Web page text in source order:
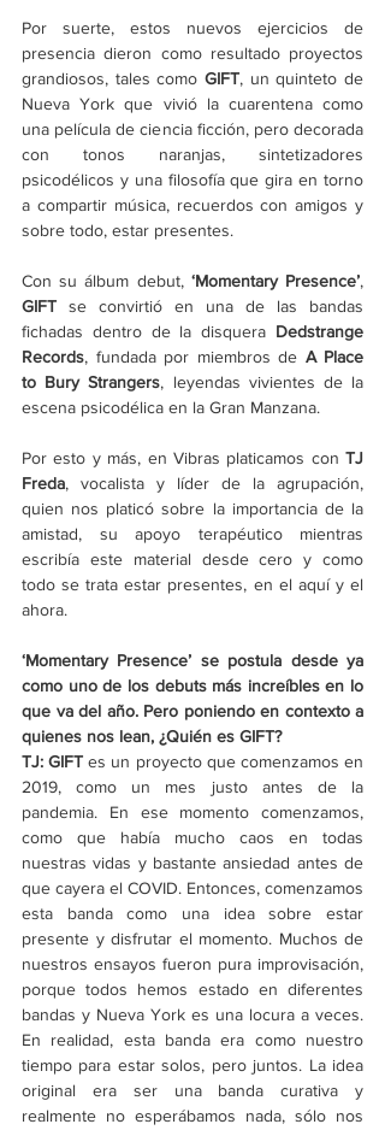
Por suerte, estos nuevos ejercicios de
presencia dieron como resultado proyectos
grandiosos, tales como GIFT, un quinteto de
Nueva York que vivió la cuarentena como
una película de ciencia ficción, pero decorada
con tonos naranjas, sintetizadores
psicodélicos y una filosofía que gira en torno
a compartir música, recuerdos con amigos y
sobre todo, estar presentes.
Con su álbum debut, ‘Momentary Presence’
GIFT se convirtió en una de las bandas
fichadas dentro de la disquera Dedstrange
Records, fundada por miembros de A Place
to Bury Strangers, leyendas vivientes de la
escena psicodélica en la Gran Manzana.
Por esto y más, en Vibras platicamos con TJ
Freda, vocalista y líder de la agrupación,
quien nos platicó sobre la importancia de la
amistad, su apoyo terapéutico mientras
escribía este material desde cero y como
todo se trata estar presentes, en el aquí y el
ahora.
‘Momentary Presence’ se postula desde ya
como uno de los debuts más increíbles en lo
que va del año. Pero poniendo en contexto a
quienes nos lean, ¿Quién es GIFT?
TJ: GIFT es un proyecto que comenzamos en
2019, como un mes justo antes de la
pandemia. En ese momento comenzamos,
como que había mucho caos en todas
nuestras vidas y bastante ansiedad antes de
que cayera el COVID. Entonces, comenzamos
esta banda como una idea sobre estar
presente y disfrutar el momento. Muchos de
nuestros ensayos fueron pura improvisación,
porque todos hemos estado en diferentes
bandas y Nueva York es una locura a veces.
En realidad, esta banda era como nuestro
tiempo para estar solos, pero juntos. La idea
original era ser una banda curativa y
realmente no esperábamos nada, sólo nos